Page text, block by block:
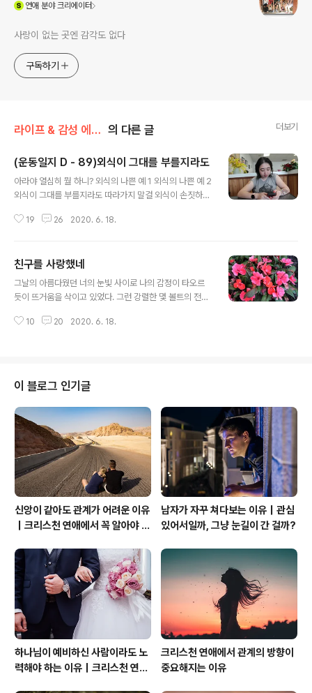
연애 분야 크리에이터
사랑이 없는 곳엔 감각도 없다
구독하기
라이프 & 감성 에세이/감성 글 & 에세이 의 다른 글 더보기
(운동일지 D - 89)외식이 그대를 부를지라도
아라야 열심히 뭘 하니? 외식의 나쁜 예 1 외식의 나쁜 예 2
외식이 그대를 부를지라도 따라가지 말걸 외식이 손짓하는
지의 모양새로 외식 집의 문을 들어선다. 외식이 그대를 부
로리 대박 잔치가 벌려져 있었다. 하하하하 어쩌나. 저 많은
음식을. 우리 따님이 음식의 80%를 처리해주었고 필자는
20%의 외식의 맛을 보고 왔다. 이렇듯 다이어트하면서 외
꼭 음식이 따라줘야 한다. 왜 그런지 모르겠지만, 입에 뭔가
19 26 2020. 6. 18.
친구를 사랑했네
그날의 아름다웠던 너의 눈빛 사이로 나의 감정이 타오르
듯이 뜨거움을 삭이고 있었다. 그런 강렬한 몇 볼트의 전기
즐겨 보고 서로 웃으면서 손잡고 걸어갔던 그 골목길은 여
기를 바랐던 그 심정을 그는 아는지 모르는지 대책 없는 미
소만 날리고 있었다. 어떻게 해야 이 사람의 마음을 다치지
않고 헤어질 수가 있을까. 이렇게 아름다운 마음을 가지고
나를 향한 진심을 다해 말해주는 입술과 따스한 온기를 가
진 사람을 두고 이별이라는 말은 차마 꺼낼 수 없는 말이었
다. 사랑해서 헤어진다는 그 말의 의미를..
10 20 2020. 6. 18.
이 블로그 인기글
신앙이 같아도 관계가 어려운 이유
｜크리스천 연애에서 꼭 알아야 할
남자가 자꾸 쳐다보는 이유｜관심
있어서일까, 그냥 눈길이 간 걸까?
하나님이 예비하신 사람이라도 노
력해야 하는 이유｜크리스천 연애
크리스천 연애에서 관계의 방향이
중요해지는 이유